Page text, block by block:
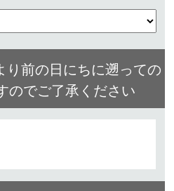
り前の日にちに遡っての
のでご了承ください